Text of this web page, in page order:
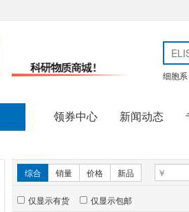
细胞系
领券中心 新闻动态
综合 销量 价格 新品
仅显示有货 仅显示包邮